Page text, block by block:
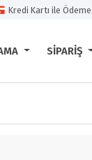
Kredi Kartı ile Ödeme
SIPARIŞ